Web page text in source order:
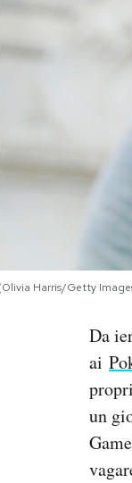
Harris/Getty
Da
ai
un